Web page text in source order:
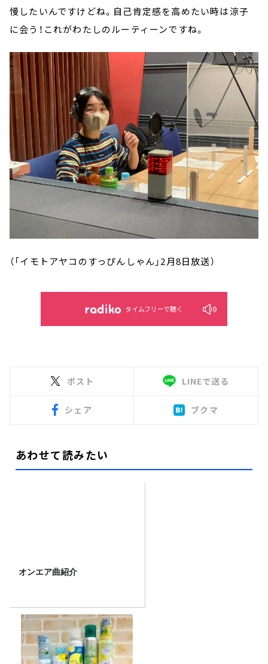
慢したいんですけどね。自己肯定感を高めたい時は涼子
に会う！これがわたしのルーティーンですね。
（「イモトアヤコのすっぴんしゃん」2月8日放送）
タイムフリーで聴く
ポスト LINEで送る
シェア ブクマ
あわせて読みたい
オンエア曲紹介